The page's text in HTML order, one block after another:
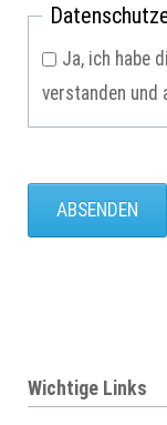
Pflichtfeld
Ja, ich habe
verstanden und
ABSENDEN
Wichtige Links